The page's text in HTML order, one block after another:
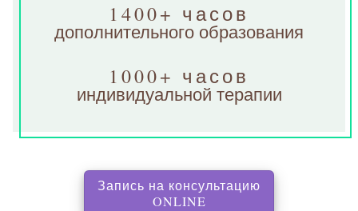
1400+ часов
дополнительного образования
1000+ часов
индивидуальной терапии
Запись на консультацию
ONLINE, перенаправляет на